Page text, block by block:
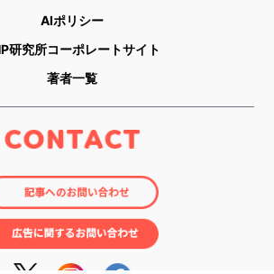
AIポリシー
研究所コーポレートサイト
著者一覧